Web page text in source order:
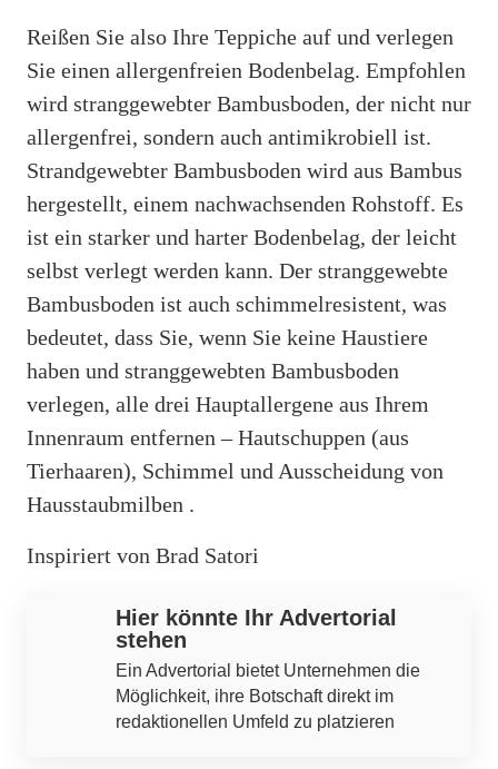
Reißen Sie also Ihre Teppiche auf und verlegen
Sie einen allergenfreien Bodenbelag. Empfohlen
wird stranggewebter Bambusboden, der nicht nur
allergenfrei, sondern auch antimikrobiell ist.
Strandgewebter Bambusboden wird aus Bambus
hergestellt, einem nachwachsenden Rohstoff. Es
ist ein starker und harter Bodenbelag, der leicht
selbst verlegt werden kann. Der stranggewebte
Bambusboden ist auch schimmelresistent, was
bedeutet, dass Sie, wenn Sie keine Haustiere
haben und stranggewebten Bambusboden
verlegen, alle drei Hauptallergene aus Ihrem
Innenraum entfernen – Hautschuppen (aus
Tierhaaren), Schimmel und Ausscheidung von
Hausstaubmilben .
Inspiriert von Brad Satori
Hier könnte Ihr Advertorial
stehen
Ein Advertorial bietet Unternehmen die
Möglichkeit, ihre Botschaft direkt im
redaktionellen Umfeld zu platzieren